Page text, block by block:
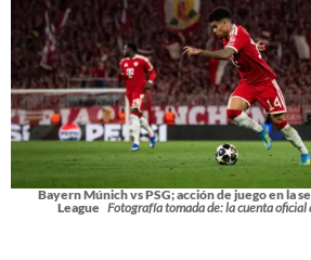
Bayern Múnich vs PSG; acción de juego en la
League Fotografía tomada de: la cuenta oficial